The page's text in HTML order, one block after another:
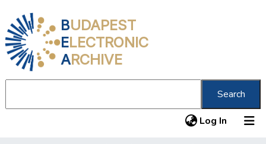
BUDAPEST
ELECTRONIC
ARCHIVE
Search
Log In (current)